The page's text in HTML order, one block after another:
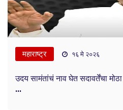
महाराष्ट्र १६ मे २०२६
उदय सामंतांचं नाव घेत सदावर्तेंचा
...